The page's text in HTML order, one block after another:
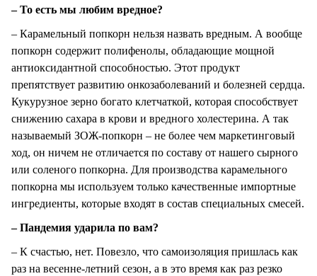
– То есть мы любим вредное?
– Карамельный попкорн нельзя назвать вредным. А вообще
попкорн содержит полифенолы, обладающие мощной
антиоксидантной способностью. Этот продукт
препятствует развитию онкозаболеваний и болезней сердца.
Кукурузное зерно богато клетчаткой, которая способствует
снижению сахара в крови и вредного холестерина. А так
называемый ЗОЖ-попкорн – не более чем маркетинговый
ход, он ничем не отличается по составу от нашего сырного
или соленого попкорна. Для производства карамельного
попкорна мы используем только качественные импортные
ингредиенты, которые входят в состав специальных смесей.
– Пандемия ударила по вам?
– К счастью, нет. Повезло, что самоизоляция пришлась как
раз на весенне-летний сезон, а в это время как раз резко